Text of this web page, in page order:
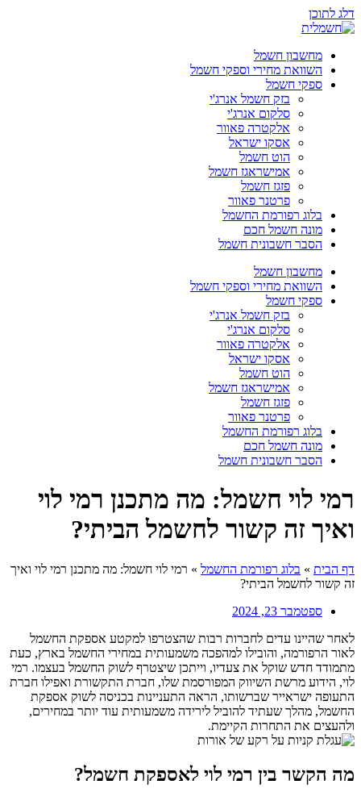
דלג לתוכן
מחשבון חשמל
השוואת מחירי וספקי חשמל
ספקי חשמל
בזק חשמל אנרג'י
סלקום אנרג'י
אלקטרה פאוור
אסקו ישראל
הוט חשמל
אמישראגז חשמל
פזגז חשמל
פרטנר פאוור
בלוג רפורמת החשמל
מונה חשמל חכם
הסבר חשבונית חשמל
מחשבון חשמל
השוואת מחירי וספקי חשמל
ספקי חשמל
בזק חשמל אנרג'י
סלקום אנרג'י
אלקטרה פאוור
אסקו ישראל
הוט חשמל
אמישראגז חשמל
פזגז חשמל
פרטנר פאוור
בלוג רפורמת החשמל
מונה חשמל חכם
הסבר חשבונית חשמל
רמי לוי חשמל: מה מתכנן רמי לוי
ואיך זה קשור לחשמל הביתי?
דף הבית » בלוג רפורמת החשמל » רמי לוי חשמל: מה מתכנן רמי לוי ואיך
זה קשור לחשמל הביתי?
ספטמבר 23, 2024
לאחר שהיינו עדים לחברות רבות שהצטרפו למקטע אספקת החשמל
לאור הרפורמה, והובילו למהפכה משמעותית במחירי החשמל בארץ, כעת
מתמודד חדש שוקל את צעדיו, וייתכן שיצטרף לשוק החשמל בעצמו. רמי
לוי, הידוע מרשת השיווק המפורסמת שלו, חברת התקשורת ואפילו חברת
התעופה ישראייר שברשותו, הראה התעניינות בכניסה לשוק אספקת
החשמל, מהלך שעתיד להוביל לירידה משמעותית עוד יותר במחירים,
ולהעצים את התחרות הקיימת.
מה הקשר בין רמי לוי לאספקת חשמל?